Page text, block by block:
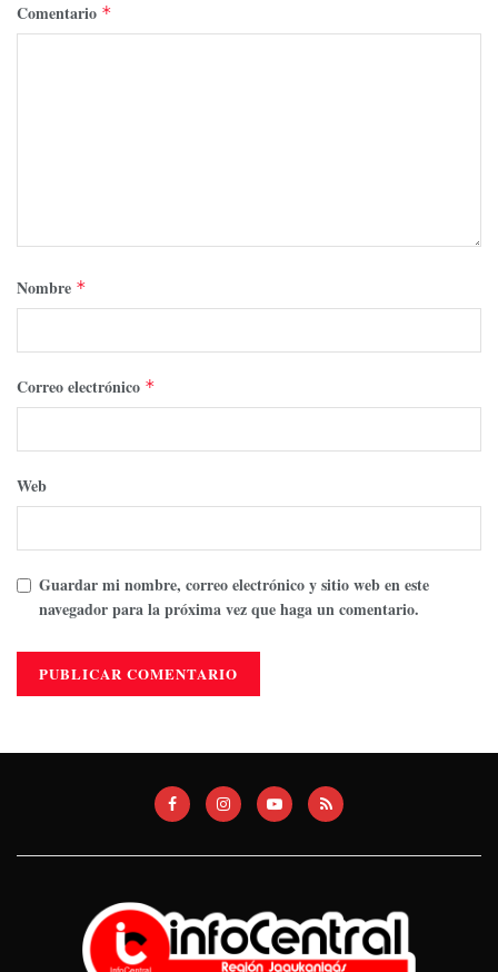
Comentario *
Nombre *
Correo electrónico *
Web
Guardar mi nombre, correo electrónico y sitio web en este
navegador para la próxima vez que haga un comentario.